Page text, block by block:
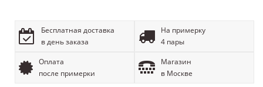
Бесплатная доставка
в день заказа
На примерку
4 пары
Оплата
после примерки
Магазин
в Москве